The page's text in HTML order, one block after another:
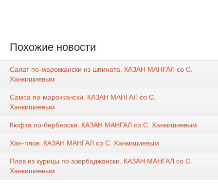
Похожие новости
Салат по-мароккански из шпината. КАЗАН МАНГАЛ со С.
Ханкишиевым
Самса по-мароккански. КАЗАН МАНГАЛ со С.
Ханкишиевым
Кюфта по-берберски. КАЗАН МАНГАЛ со С. Ханкишиевым
Хан-плов. КАЗАН МАНГАЛ со С. Ханкишиевым
Плов из курицы по азербаджански. КАЗАН МАНГАЛ со С.
Ханкишиевым